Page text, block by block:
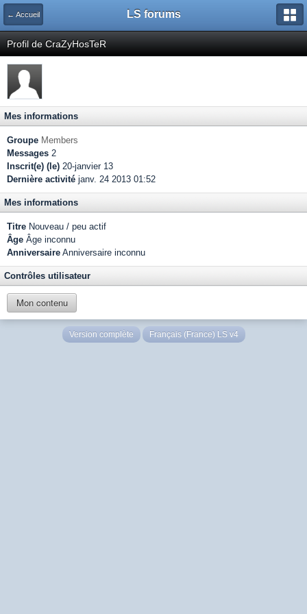
← Accueil LS forums
Profil de CraZyHosTeR
Mes informations
Groupe Members
Messages 2
Inscrit(e) (le) 20-janvier 13
Dernière activité janv. 24 2013 01:52
Mes informations
Titre Nouveau / peu actif
Âge Âge inconnu
Anniversaire Anniversaire inconnu
Contrôles utilisateur
Mon contenu
Version complète Français (France) LS v4